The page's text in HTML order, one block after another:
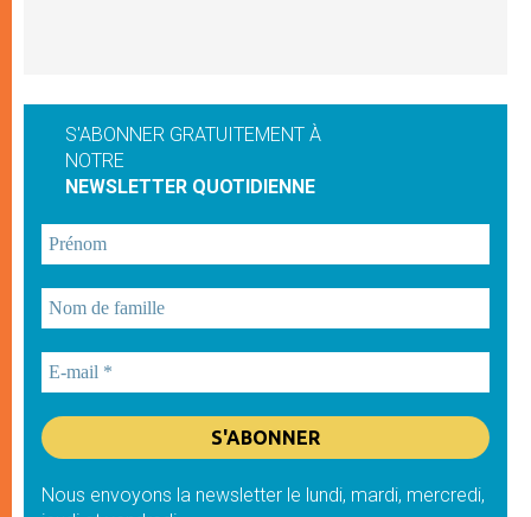
S'ABONNER GRATUITEMENT À
NOTRE
NEWSLETTER QUOTIDIENNE
Nous envoyons la newsletter le lundi, mardi, mercredi,